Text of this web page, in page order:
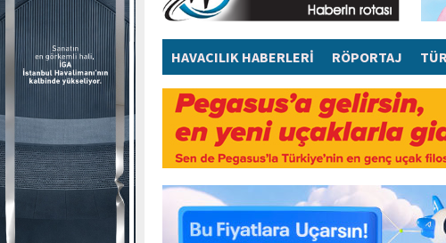
HAVACILIK HABERLERİ RÖPORTAJ